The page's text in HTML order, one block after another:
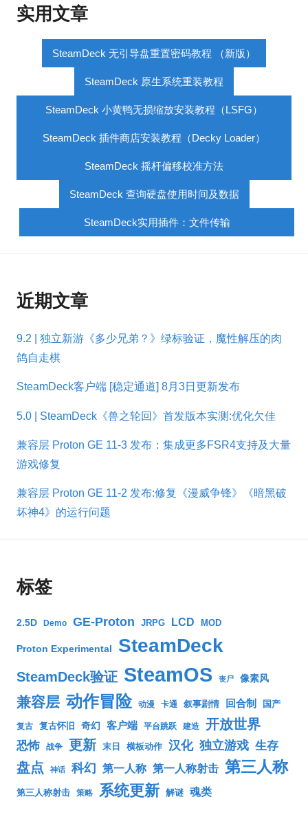
实用文章
SteamDeck 无引导盘重置密码教程 （新版）
SteamDeck 原生系统重装教程
SteamDeck 小黄鸭无损缩放安装教程（LSFG）
SteamDeck 插件商店安装教程（Decky Loader）
SteamDeck 摇杆偏移校准方法
SteamDeck 查询硬盘使用时间及数据
SteamDeck实用插件：文件传输
近期文章
9.2 | 独立新游《多少兄弟？》绿标验证，魔性解压的肉
鸽自走棋
SteamDeck客户端 [稳定通道] 8月3日更新发布
5.0 | SteamDeck《兽之轮回》首发版本实测:优化欠佳
兼容层 Proton GE 11-3 发布：集成更多FSR4支持及大量
游戏修复
兼容层 Proton GE 11-2 发布:修复《漫威争锋》《暗黑破
坏神4》的运行问题
标签
2.5D Demo GE-Proton JRPG LCD MOD
Proton Experimental SteamDeck
SteamDeck验证 SteamOS 丧尸 像素风
兼容层 动作冒险 动漫 卡通 叙事剧情 回合制 国产
复古 复古怀旧 奇幻 客户端 平台跳跃 建造 开放世界
恐怖 战争 更新 末日 横板动作 汉化 独立游戏 生存
盘点 神话 科幻 第一人称 第一人称射击 第三人称
第三人称射击 策略 系统更新 解谜 魂类